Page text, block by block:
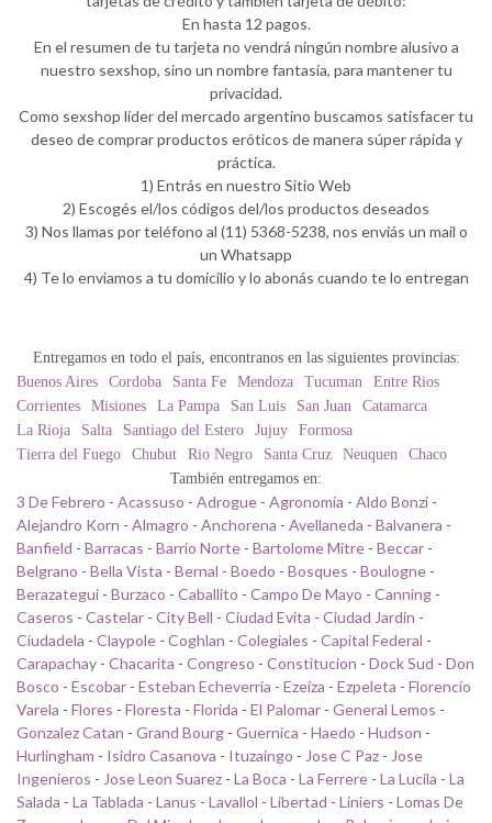
En hasta 12 pagos.
En el resumen de tu tarjeta no vendrá ningún nombre alusivo a
nuestro sexshop, sino un nombre fantasía, para mantener tu
privacidad.
Como sexshop líder del mercado argentino buscamos satisfacer tu
deseo de comprar productos eróticos de manera súper rápida y
práctica.
1) Entrás en nuestro Sitio Web
2) Escogés el/los códigos del/los productos deseados
3) Nos llamas por teléfono al (11) 5368-5238, nos enviás un mail o
un Whatsapp
4) Te lo enviamos a tu domicilio y lo abonás cuando te lo entregan
Entregamos en todo el país, encontranos en las siguientes provincias:
Buenos Aires
Cordoba Santa Fe Mendoza Tucuman
Entre Rios
Corrientes
Misiones La Pampa San Luis San Juan
Catamarca
La Rioja
Salta Santiago del Estero Jujuy
Formosa
Tierra del Fuego
Chubut Rio Negro Santa Cruz Neuquen
Chaco
También entregamos en:
3 De Febrero - Acassuso - Adrogue - Agronomia - Aldo Bonzi -
Alejandro Korn - Almagro - Anchorena - Avellaneda - Balvanera -
Banfield - Barracas - Barrio Norte - Bartolome Mitre - Beccar -
Belgrano - Bella Vista - Bernal - Boedo - Bosques - Boulogne -
Berazategui - Burzaco - Caballito - Campo De Mayo - Canning -
Caseros - Castelar - City Bell - Ciudad Evita - Ciudad Jardin -
Ciudadela - Claypole - Coghlan - Colegiales - Capital Federal -
Carapachay - Chacarita - Congreso - Constitucion - Dock Sud - Don
Bosco - Escobar - Esteban Echeverria - Ezeiza - Ezpeleta - Florencio
Varela - Flores - Floresta - Florida - El Palomar - General Lemos -
Gonzalez Catan - Grand Bourg - Guernica - Haedo - Hudson -
Hurlingham - Isidro Casanova - Ituzaingo - Jose C Paz - Jose
Ingenieros - Jose Leon Suarez - La Boca - La Ferrere - La Lucila - La
Salada - La Tablada - Lanus - Lavallol - Libertad - Liniers - Lomas De